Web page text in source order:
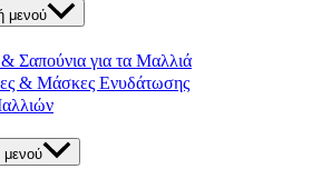
μενού
Σαπούνια για τα Μαλλιά
& Μάσκες Ενυδάτωσης